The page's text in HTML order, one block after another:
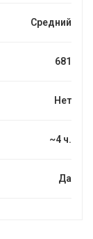
Средний
681
Нет
~4 ч.
Да